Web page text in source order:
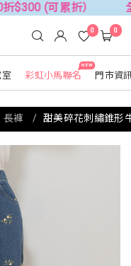
折） 全館3件88
NEW
彩虹小馬聯名 門市資
0 0
長褲 甜美碎花刺繡錐形